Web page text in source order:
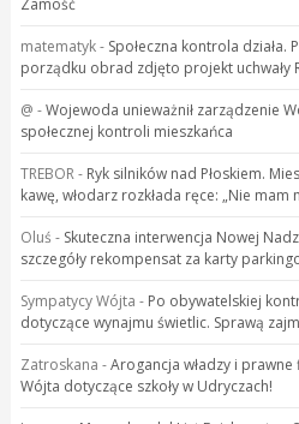
Zamość
matematyk- Społeczna kontrola działa.
porządku obrad zdjęto projekt uchwały
@ -Wojewoda unieważnił zarządzenie
społecznej kontroli mieszkańca
TREBOR- Ryk silników nad Płoskiem.
kawę, włodarz rozkłada ręce: „Nie mam
Oluś - Skuteczna interwencja Nowej
szczegóły rekompensat za karty
Sympatycy Wójta - Po obywatelskiej
dotyczące wynajmu świetlic. Sprawą
Zatroskana -Arogancja władzy i prawne
Wójta dotyczące szkoły w Udryczach!